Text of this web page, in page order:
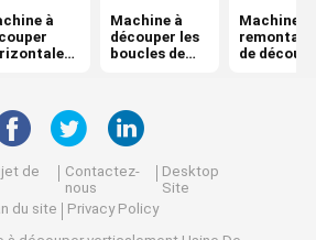
à
Machine à
découper les
boucles de
Machine
de
de
Contactez-
nous
Desktop
Site
du site
Privacy Policy